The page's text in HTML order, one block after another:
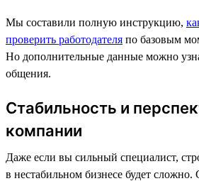
Мы составили полную инструкцию,
проверить работодателя по базовым
Но дополнительные данные можно
общения.
Стабильность и
компании
Даже если вы сильный специалист,
в нестабильном бизнесе будет